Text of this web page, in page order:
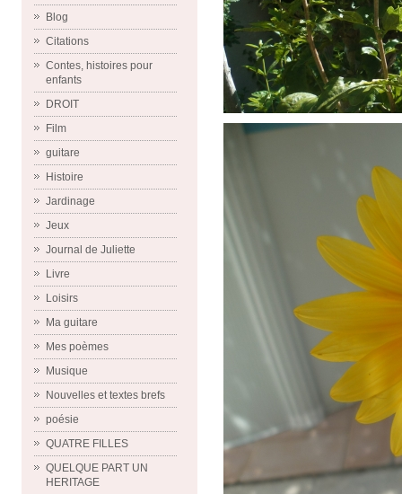
Blog
Citations
Contes, histoires pour
enfants
DROIT
Film
guitare
Histoire
Jardinage
Jeux
Journal de Juliette
Livre
Loisirs
Ma guitare
Mes poèmes
Musique
Nouvelles et textes brefs
poésie
QUATRE FILLES
QUELQUE PART UN
HERITAGE